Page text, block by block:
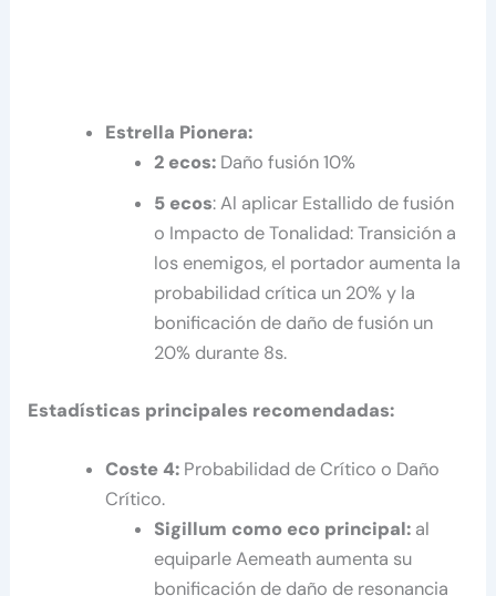
Estrella Pionera:
2 ecos: Daño fusión 10%
5 ecos: Al aplicar Estallido de fusión
o Impacto de Tonalidad: Transición a
los enemigos, el portador aumenta la
probabilidad crítica un 20% y la
bonificación de daño de fusión un
20% durante 8s.
Estadísticas principales recomendadas:
Coste 4:Probabilidad de Crítico o Daño
Crítico.
Sigillum como eco principal: al
equiparle Aemeath aumenta su
bonificación de daño de resonancia